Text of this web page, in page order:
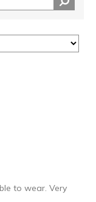
to wear. Very